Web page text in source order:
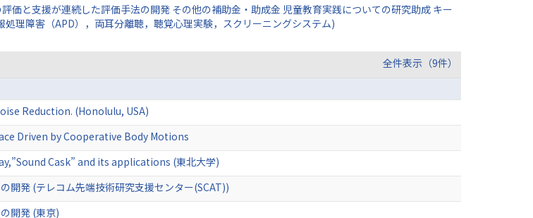
価と支援が連続した評価手法の開発 その他の補助金・助成金 児童教育実践についての研究助成 キー
理障害（APD），両耳分離聴，聴覚心理実験，スクリーニングシステム)
全件表示（9件）
Reduction. (Honolulu, USA)
Driven by Cooperative Body Motions
Cask” and its applications (東北大学)
開発 (テレコム先端技術研究支援センター(SCAT))
開発 (東京)